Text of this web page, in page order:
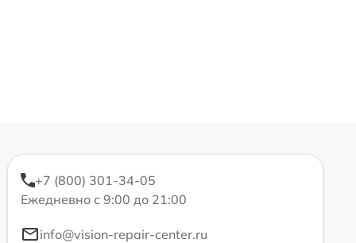
+7 (800) 301-34-05
Ежедневно с 9:00 до 21:00
info@vision-repair-center.ru